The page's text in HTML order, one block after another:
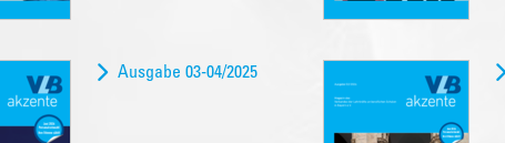
Ausgabe 03-04/2025